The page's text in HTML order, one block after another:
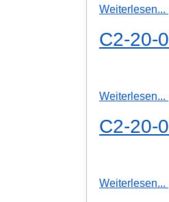
Weiterlesen...
C2-20-
Weiterlesen...
C2-20-
Weiterlesen...